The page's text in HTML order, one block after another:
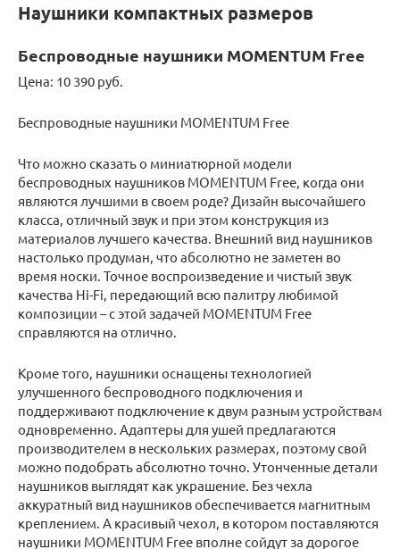
Наушники компактных размеров
Беспроводные наушники MOMENTUM Free
Цена: 10 390 руб.
Беспроводные наушники MOMENTUM Free
Что можно сказать о миниатюрной модели
беспроводных наушников MOMENTUM Free, когда они
являются лучшими в своем роде? Дизайн высочайшего
класса, отличный звук и при этом конструкция из
материалов лучшего качества. Внешний вид наушников
настолько продуман, что абсолютно не заметен во
время носки. Точное воспроизведение и чистый звук
качества Hi-Fi, передающий всю палитру любимой
композиции – с этой задачей MOMENTUM Free
справляются на отлично.
Кроме того, наушники оснащены технологией
улучшенного беспроводного подключения и
поддерживают подключение к двум разным устройствам
одновременно. Адаптеры для ушей предлагаются
производителем в нескольких размерах, поэтому свой
можно подобрать абсолютно точно. Утонченные детали
наушников выглядят как украшение. Без чехла
аккуратный вид наушников обеспечивается магнитным
креплением. А красивый чехол, в котором поставляются
наушники MOMENTUM Free вполне сойдут за дорогое